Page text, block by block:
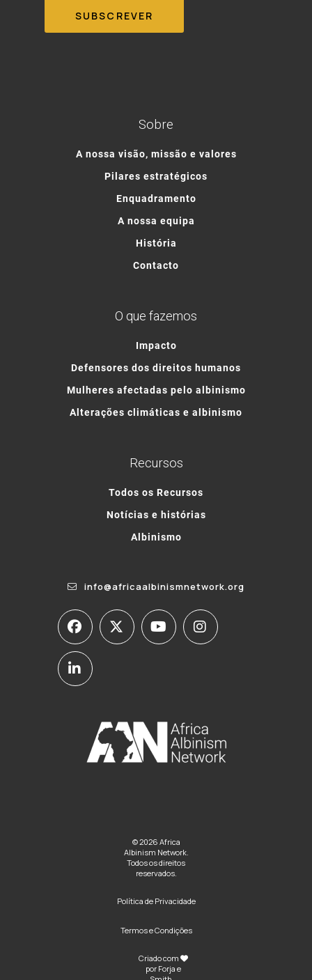
Sobre
A nossa visão, missão e valores
Pilares estratégicos
Enquadramento
A nossa equipa
História
Contacto
O que fazemos
Impacto
Defensores dos direitos humanos
Mulheres afectadas pelo albinismo
Alterações climáticas e albinismo
Recursos
Todos os Recursos
Notícias e histórias
Albinismo
info@africaalbinismnetwork.org
© 2026 Africa
Albinism Network.
Todos os direitos
reservados.
Política de Privacidade
Termos e Condições
Criado com
por Forja e